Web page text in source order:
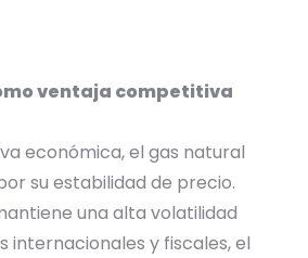
ventaja competitiva
económica, el gas natural
su estabilidad de precio.
una alta volatilidad
internacionales y fiscales, el